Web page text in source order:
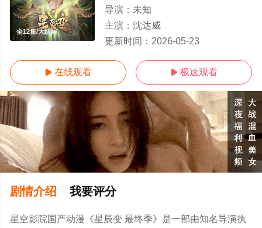
全12集/大结局
导演： 未知
主演： 沈达威
更新时间： 2026-05-23
 在线观看  极速观看
剧情介绍 我要评分
星空影院国产动漫《星辰变 最终季》是一部由知名导演执